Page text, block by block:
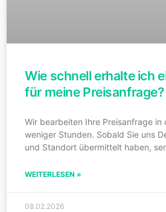
Wie schnell erhalte ich
für meine Preisanfrage?
Wir bearbeiten Ihre Preisanfrage in
weniger Stunden. Sobald Sie uns
und Standort übermittelt haben,
WEITERLESEN »
08.02.2026